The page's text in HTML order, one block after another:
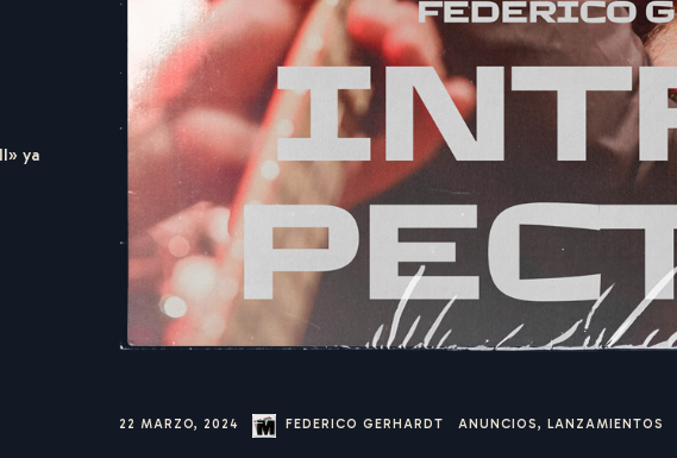
22 MARZO, 2024 FEDERICO GERHARDT ANUNCIOS, LANZAMIENTOS
ya